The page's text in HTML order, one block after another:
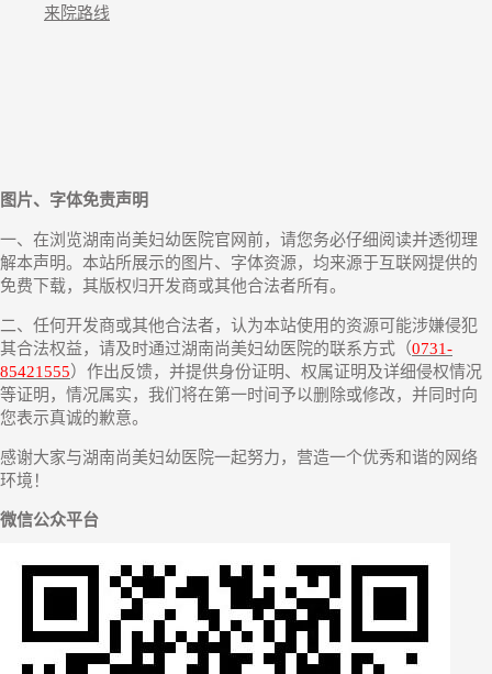
来院路线
图片、字体免责声明
一、在浏览湖南尚美妇幼医院官网前，请您务必仔细阅读并透彻理
解本声明。本站所展示的图片、字体资源，均来源于互联网提供的
免费下载，其版权归开发商或其他合法者所有。
二、任何开发商或其他合法者，认为本站使用的资源可能涉嫌侵犯
其合法权益，请及时通过湖南尚美妇幼医院的联系方式（0731-
85421555）作出反馈，并提供身份证明、权属证明及详细侵权情况
等证明，情况属实，我们将在第一时间予以删除或修改，并同时向
您表示真诚的歉意。
感谢大家与湖南尚美妇幼医院一起努力，营造一个优秀和谐的网络
环境！
微信公众平台